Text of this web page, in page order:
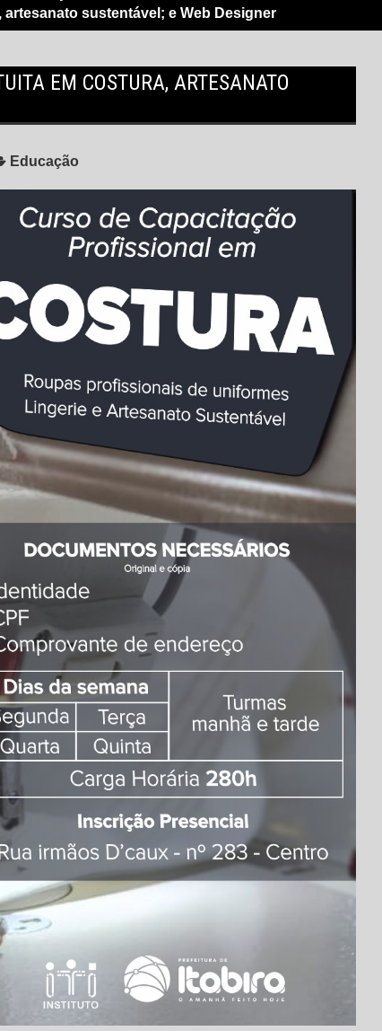
sustentável; e Web Designer
EM COSTURA, ARTESANATO
Educação